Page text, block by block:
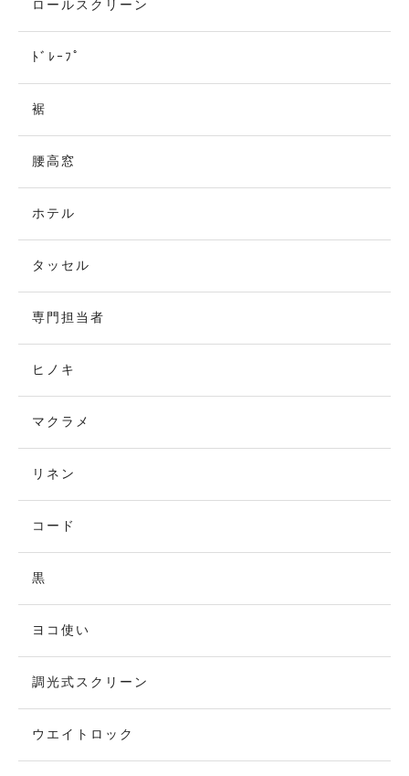
ロールスクリーン
ﾄﾞﾚｰﾌﾟ
裾
腰高窓
ホテル
タッセル
専門担当者
ヒノキ
マクラメ
リネン
コード
黒
ヨコ使い
調光式スクリーン
ウエイトロック